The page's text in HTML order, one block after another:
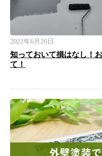
2022年6月26日
知っておいて損はなし！
て！